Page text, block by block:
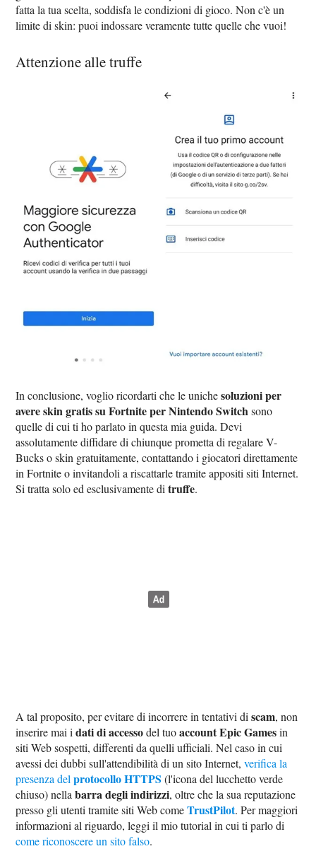
fatta la tua scelta, soddisfa le condizioni di gioco. Non c'è un
limite di skin: puoi indossare veramente tutte quelle che vuoi!
Attenzione alle truffe
In conclusione, voglio ricordarti che le unichesoluzioni per
avere skin gratis su Fortnite per Nintendo Switchsono
quelle di cui ti ho parlato in questa mia guida. Devi
assolutamente diffidare di chiunque prometta di regalare V-
Bucks o skin gratuitamente, contattando i giocatori direttamente
in Fortnite o invitandoli a riscattarle tramite appositi siti Internet.
Si tratta solo ed esclusivamente ditruffe.
A tal proposito, per evitare di incorrere in tentativi discam, non
inserire mai idati di accessodel tuoaccount Epic Gamesin
siti Web sospetti, differenti da quelli ufficiali. Nel caso in cui
avessi dei dubbi sull'attendibilità di un sito Internet,verifica la
presenza delprotocollo HTTPS (l'icona del lucchetto verde
chiuso) nellabarra degli indirizzi, oltre che la sua reputazione
presso gli utenti tramite siti Web comeTrustPilot. Per maggiori
informazioni al riguardo, leggi il mio tutorial in cui ti parlo di
come riconoscere un sito falso.